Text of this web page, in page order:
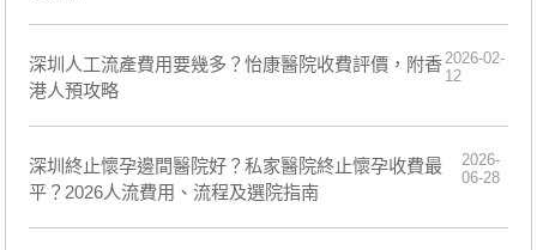
深圳人工流產費用要幾多？怡康醫院收費評價，附香
港人預攻略
2026-02-
12
深圳終止懷孕邊間醫院好？私家醫院終止懷孕收費最
平？2026人流費用、流程及選院指南
2026-
06-28